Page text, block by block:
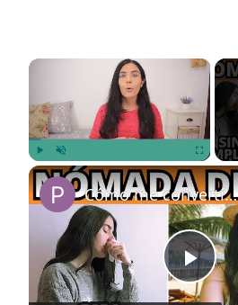
×
Play Unmute Fullscreen
P
Cómo me convertí en nómada digital ✅✅ Trabajo remoto por internet